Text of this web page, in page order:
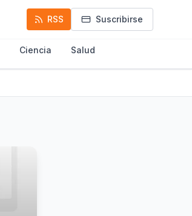
RSS Suscribirse
Ciencia Salud